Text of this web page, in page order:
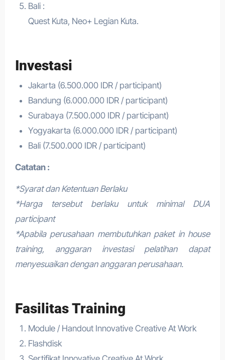
Bali :
Quest Kuta, Neo+ Legian Kuta.
Investasi
Jakarta (6.500.000 IDR / participant)
Bandung (6.000.000 IDR / participant)
Surabaya (7.500.000 IDR / participant)
Yogyakarta (6.000.000 IDR / participant)
Bali (7.500.000 IDR / participant)
Catatan :
*Syarat dan Ketentuan Berlaku
*Harga tersebut berlaku untuk minimal DUA
participant
*Apabila perusahaan membutuhkan paket in house
training, anggaran investasi pelatihan dapat
menyesuaikan dengan anggaran perusahaan.
Fasilitas Training
Module / Handout Innovative Creative At Work
Flashdisk